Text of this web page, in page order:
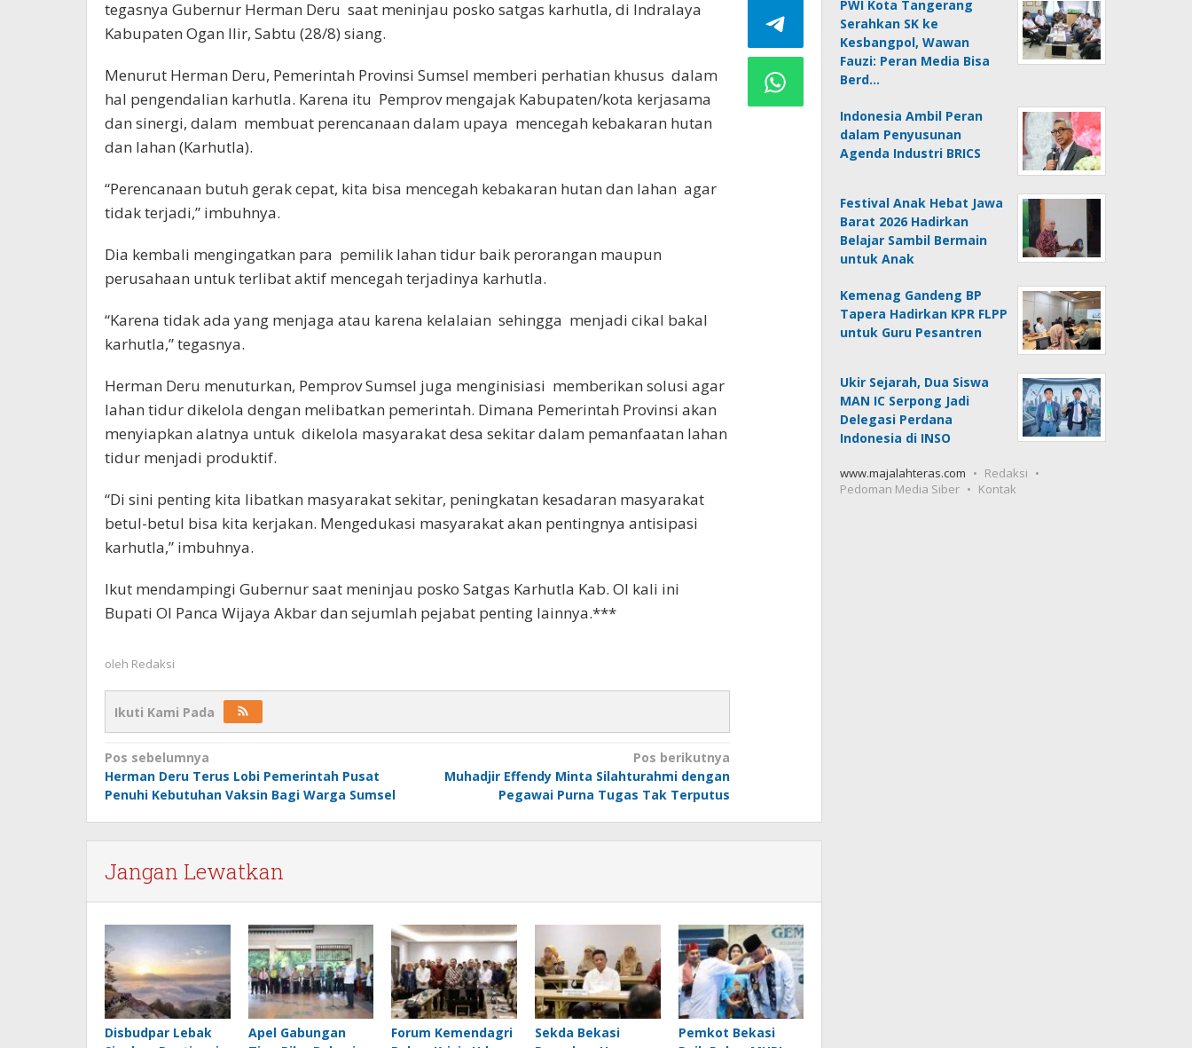
tegasnya Gubernur Herman Deru saat meninjau posko satgas karhutla, di Indralaya
Kabupaten Ogan Ilir, Sabtu (28/8) siang.
Menurut Herman Deru, Pemerintah Provinsi Sumsel memberi perhatian khusus dalam
hal pengendalian karhutla. Karena itu Pemprov mengajak Kabupaten/kota kerjasama
dan sinergi, dalam membuat perencanaan dalam upaya mencegah kebakaran hutan
dan lahan (Karhutla).
“Perencanaan butuh gerak cepat, kita bisa mencegah kebakaran hutan dan lahan agar
tidak terjadi,” imbuhnya.
Dia kembali mengingatkan para pemilik lahan tidur baik perorangan maupun
perusahaan untuk terlibat aktif mencegah terjadinya karhutla.
“Karena tidak ada yang menjaga atau karena kelalaian sehingga menjadi cikal bakal
karhutla,” tegasnya.
Herman Deru menuturkan, Pemprov Sumsel juga menginisiasi memberikan solusi agar
lahan tidur dikelola dengan melibatkan pemerintah. Dimana Pemerintah Provinsi akan
menyiapkan alatnya untuk dikelola masyarakat desa sekitar dalam pemanfaatan lahan
tidur menjadi produktif.
“Di sini penting kita libatkan masyarakat sekitar, peningkatan kesadaran masyarakat
betul-betul bisa kita kerjakan. Mengedukasi masyarakat akan pentingnya antisipasi
karhutla,” imbuhnya.
Ikut mendampingi Gubernur saat meninjau posko Satgas Karhutla Kab. OI kali ini
Bupati OI Panca Wijaya Akbar dan sejumlah pejabat penting lainnya.***
oleh Redaksi
Ikuti Kami Pada
Navigasi
pos
Pos sebelumnya
Herman Deru Terus Lobi Pemerintah Pusat
Penuhi Kebutuhan Vaksin Bagi Warga Sumsel
Pos berikutnya
Muhadjir Effendy Minta Silahturahmi dengan
Pegawai Purna Tugas Tak Terputus
Jangan Lewatkan
Disbudpar Lebak
Apel Gabungan
Forum Kemendagri
Sekda Bekasi
Pemkot Bekasi
PWI Kota Tangerang
Serahkan SK ke
Kesbangpol, Wawan
Fauzi: Peran Media Bisa
Berd…
Indonesia Ambil Peran
dalam Penyusunan
Agenda Industri BRICS
Festival Anak Hebat Jawa
Barat 2026 Hadirkan
Belajar Sambil Bermain
untuk Anak
Kemenag Gandeng BP
Tapera Hadirkan KPR FLPP
untuk Guru Pesantren
Ukir Sejarah, Dua Siswa
MAN IC Serpong Jadi
Delegasi Perdana
Indonesia di INSO
www.majalahteras.com
Redaksi
Pedoman Media Siber
Kontak